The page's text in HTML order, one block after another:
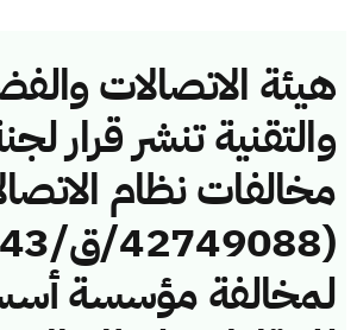
هيئة الاتصالات
والتقنية تنشر قرار
مخالفات نظام
لمخالفة مؤسسة